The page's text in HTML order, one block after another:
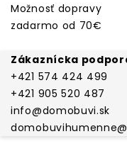
Možnosť dopravy
zadarmo od 70€
Zákaznícka
+421 574 424 499
+421 905 520 487
info@domobuvi.sk